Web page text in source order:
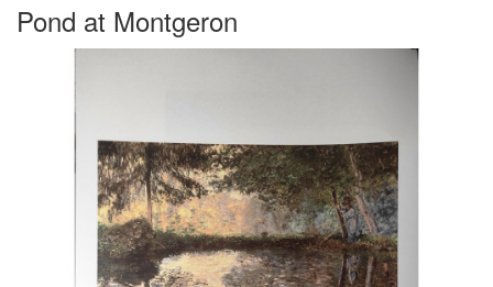
Pond at Montgeron